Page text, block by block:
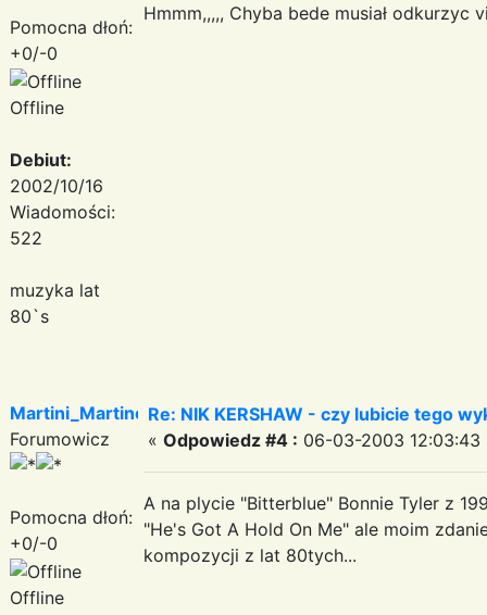
Pomocna dłoń:
+0/-0
Offline
Debiut:
2002/10/16
Wiadomości:
522
muzyka lat
80`s
Hmmm,,,,, Chyba bede musiał odkurzyc
Martini_Martinez
Forumowicz
Pomocna dłoń:
+0/-0
Offline
Re: NIK KERSHAW - czy lubicie tego
« Odpowiedz #4 : 06-03-2003 12:03:43
A na plycie "Bitterblue" Bonnie Tyler z
"He's Got A Hold On Me" ale moim
kompozycji z lat 80tych...